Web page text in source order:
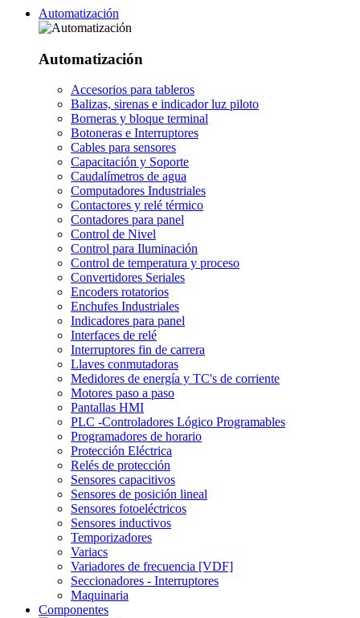
Automatización
Automatización
Accesorios para tableros
Balizas, sirenas e indicador luz piloto
Borneras y bloque terminal
Botoneras e Interruptores
Cables para sensores
Capacitación y Soporte
Caudalímetros de agua
Computadores Industriales
Contactores y relé térmico
Contadores para panel
Control de Nivel
Control para Iluminación
Control de temperatura y proceso
Convertidores Seriales
Encoders rotatorios
Enchufes Industriales
Indicadores para panel
Interfaces de relé
Interruptores fin de carrera
Llaves conmutadoras
Medidores de energía y TC's de corriente
Motores paso a paso
Pantallas HMI
PLC -Controladores Lógico Programables
Programadores de horario
Protección Eléctrica
Relés de protección
Sensores capacitivos
Sensores de posición lineal
Sensores fotoeléctricos
Sensores inductivos
Temporizadores
Variacs
Variadores de frecuencia [VDF]
Seccionadores - Interruptores
Maquinaria
Componentes